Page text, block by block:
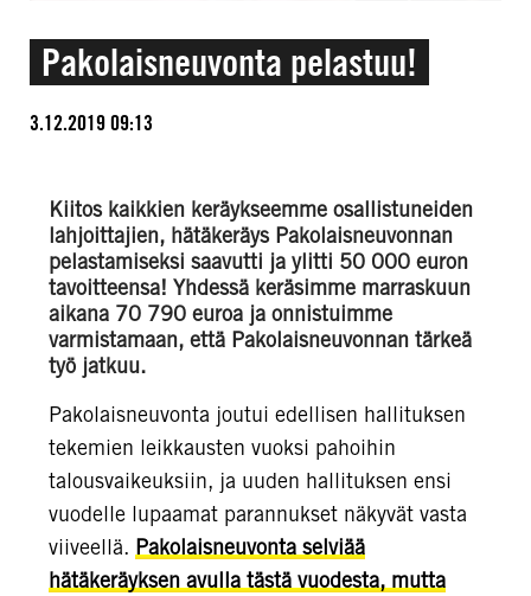
Pakolaisneuvonta pelastuu!
3.12.2019 09:13
Kiitos kaikkien keräykseemme osallistuneiden
lahjoittajien, hätäkeräys Pakolaisneuvonnan
pelastamiseksi saavutti ja ylitti 50 000 euron
tavoitteensa! Yhdessä keräsimme marraskuun
aikana 70 790 euroa ja onnistuimme
varmistamaan, että Pakolaisneuvonnan tärkeä
työ jatkuu.
Pakolaisneuvonta joutui edellisen hallituksen
tekemien leikkausten vuoksi pahoihin
talousvaikeuksiin, ja uuden hallituksen ensi
vuodelle lupaamat parannukset näkyvät vasta
viiveellä. Pakolaisneuvonta selviää
hätäkeräyksen avulla tästä vuodesta, mutta